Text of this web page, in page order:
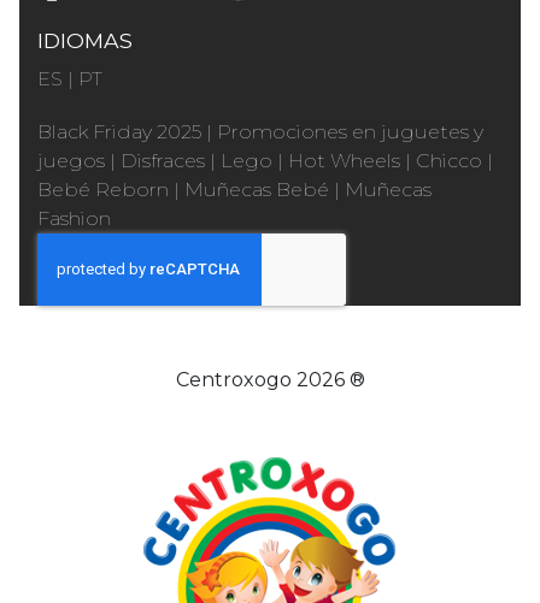
IDIOMAS
ES | PT
Black Friday 2025 | Promociones en juguetes y
juegos | Disfraces | Lego | Hot Wheels | Chicco |
Bebé Reborn | Muñecas Bebé | Muñecas
Fashion
Centroxogo 2026 ®